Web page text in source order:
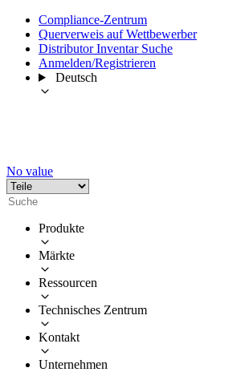
Compliance-Zentrum
Querverweis auf Wettbewerber
Distributor Inventar Suche
Anmelden/Registrieren
Deutsch
No value
Produkte
Märkte
Ressourcen
Technisches Zentrum
Kontakt
Unternehmen